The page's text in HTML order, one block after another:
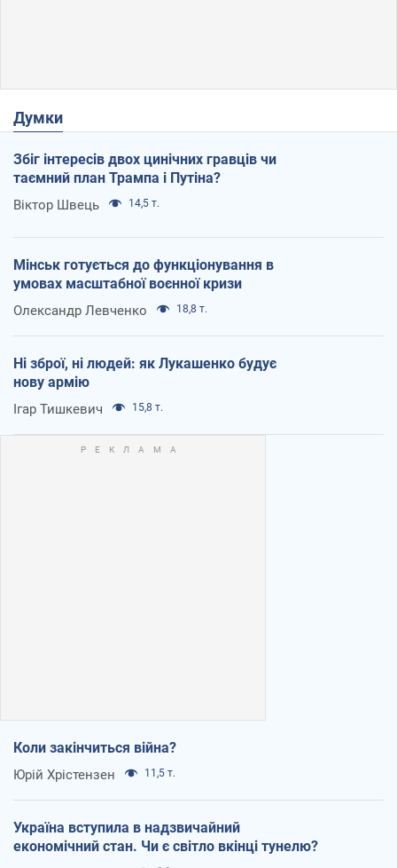
Думки
Збіг інтересів двох цинічних гравців чи
таємний план Трампа і Путіна?
Віктор Швець 14,5 т.
Мінськ готується до функціонування в
умовах масштабної воєнної кризи
Олександр Левченко 18,8 т.
Ні зброї, ні людей: як Лукашенко будує
нову армію
Ігар Тишкевич 15,8 т.
Коли закінчиться війна?
Юрій Хрістензен 11,5 т.
Україна вступила в надзвичайний
економічний стан. Чи є світло вкінці тунелю?